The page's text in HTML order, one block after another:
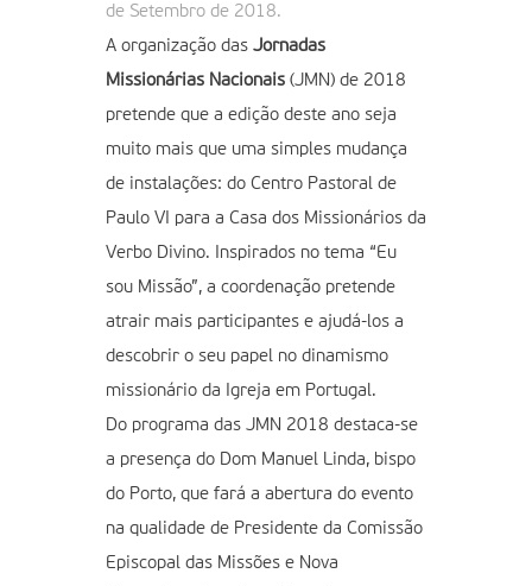
de Setembro de 2018.
A organização das Jornadas
Missionárias Nacionais (JMN) de 2018
pretende que a edição deste ano seja
muito mais que uma simples mudança
de instalações: do Centro Pastoral de
Paulo VI para a Casa dos Missionários da
Verbo Divino. Inspirados no tema “Eu
sou Missão”, a coordenação pretende
atrair mais participantes e ajudá-los a
descobrir o seu papel no dinamismo
missionário da Igreja em Portugal.
Do programa das JMN 2018 destaca-se
a presença do Dom Manuel Linda, bispo
do Porto, que fará a abertura do evento
na qualidade de Presidente da Comissão
Episcopal das Missões e Nova